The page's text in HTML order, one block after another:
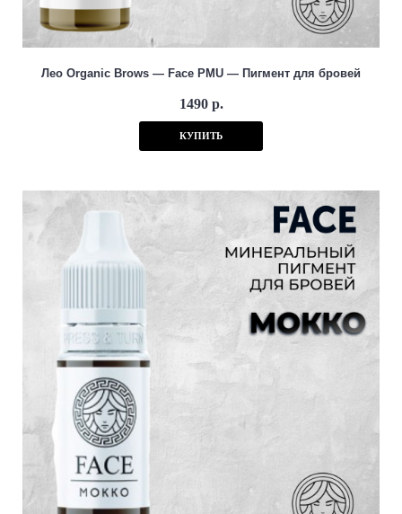
Лео Organic Brows — Face PMU — Пигмент для бровей
1490 р.
КУПИТЬ